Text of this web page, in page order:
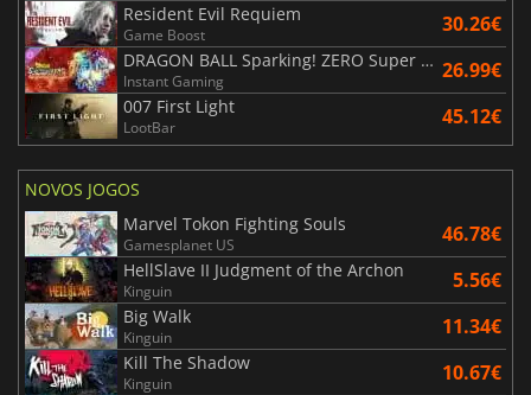
Resident Evil Requiem
Game Boost 30.26€
DRAGON BALL Sparking! ZERO Super Limit Breaking NEO
Instant Gaming 26.99€
007 First Light
LootBar 45.12€
NOVOS JOGOS
Marvel Tokon Fighting Souls
Gamesplanet US 46.78€
HellSlave II Judgment of the Archon
Kinguin 5.56€
Big Walk
Kinguin 11.34€
Kill The Shadow
Kinguin 10.67€